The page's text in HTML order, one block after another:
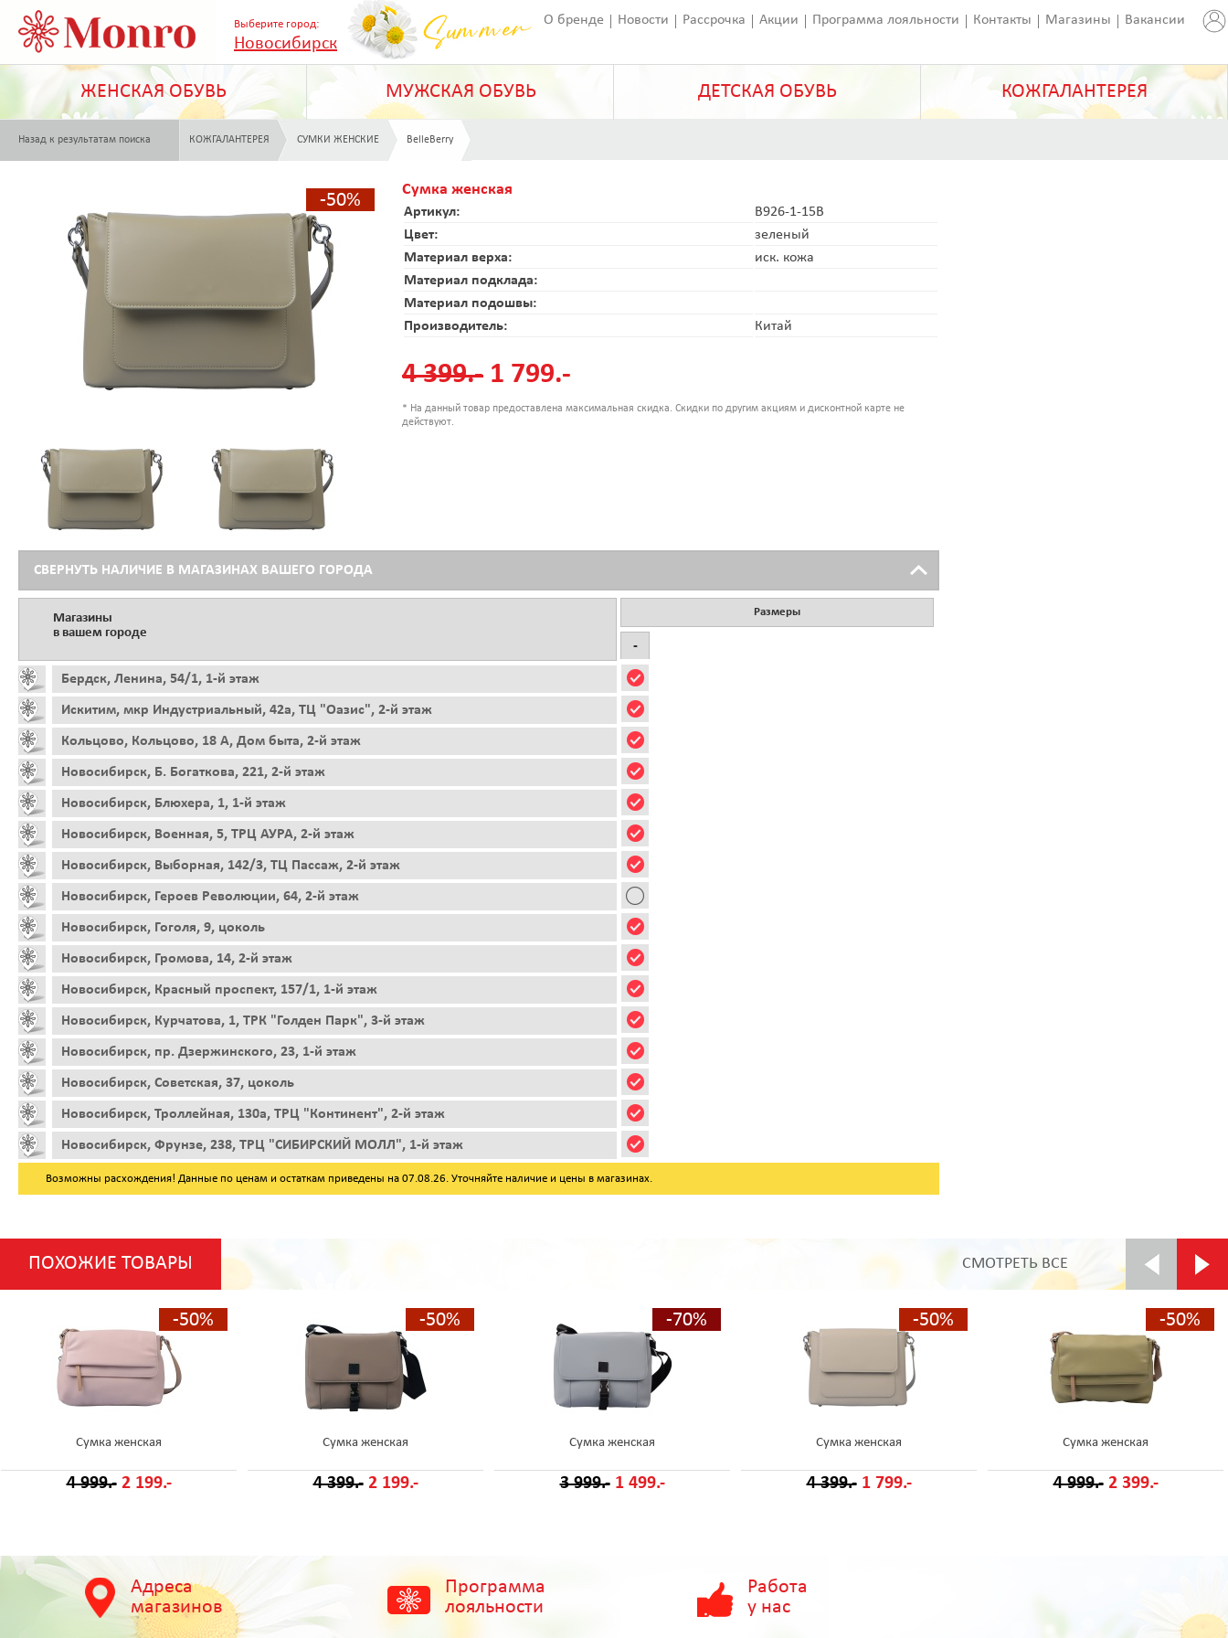
Выберите город:
Новосибирск
О бренде Новости Рассрочка Акции Программа лояльности Контакты Магазины Вакансии
ЖЕНСКАЯ ОБУВЬ МУЖСКАЯ ОБУВЬ ДЕТСКАЯ ОБУВЬ КОЖГАЛАНТЕРЕЯ
Назад к результатам поиска КОЖГАЛАНТЕРЕЯ СУМКИ ЖЕНСКИЕ BelleBerry
-50%
Сумка женская
Артикул:
B926-1-15B
Цвет:
зеленый
Материал верха:
иск. кожа
Материал подклада:
Материал подошвы:
Производитель:
Китай
4 399.- 1 799.-
* На данный товар предоставлена максимальная скидка. Скидки по другим акциям и дисконтной карте не
действуют.
СВЕРНУТЬ НАЛИЧИЕ В МАГАЗИНАХ ВАШЕГО ГОРОДА
Магазины
в вашем городе
Бердск, Ленина, 54/1, 1-й этаж
Искитим, мкр Индустриальный, 42а, ТЦ "Оазис", 2-й этаж
Кольцово, Кольцово, 18 А, Дом быта, 2-й этаж
Новосибирск, Б. Богаткова, 221, 2-й этаж
Новосибирск, Блюхера, 1, 1-й этаж
Новосибирск, Военная, 5, ТРЦ АУРА, 2-й этаж
Новосибирск, Выборная, 142/3, ТЦ Пассаж, 2-й этаж
Новосибирск, Героев Революции, 64, 2-й этаж
Новосибирск, Гоголя, 9, цоколь
Новосибирск, Громова, 14, 2-й этаж
Новосибирск, Красный проспект, 157/1, 1-й этаж
Новосибирск, Курчатова, 1, ТРК "Голден Парк", 3-й этаж
Новосибирск, пр. Дзержинского, 23, 1-й этаж
Новосибирск, Советская, 37, цоколь
Новосибирск, Троллейная, 130а, ТРЦ "Континент", 2-й этаж
Новосибирск, Фрунзе, 238, ТРЦ "СИБИРСКИЙ МОЛЛ", 1-й этаж
Размеры
-
Возможны расхождения! Данные по ценам и остаткам приведены на 07.08.26. Уточняйте наличие и цены в магазинах.
ПОХОЖИЕ ТОВАРЫ СМОТРЕТЬ ВСЕ
-50%
Сумка женская
4 999.- 2 199.-
-50%
Сумка женская
4 399.- 2 199.-
-70%
Сумка женская
3 999.- 1 499.-
-50%
Сумка женская
4 399.- 1 799.-
-50%
Сумка женская
4 999.- 2 399.-
Адреса
магазинов
Программа
лояльности
Работа
у нас